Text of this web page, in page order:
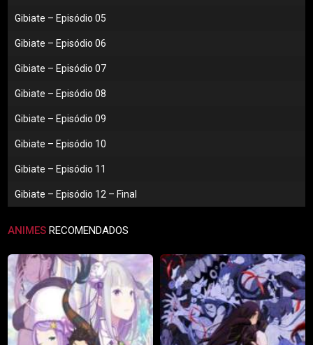
Gibiate – Episódio 05
Gibiate – Episódio 06
Gibiate – Episódio 07
Gibiate – Episódio 08
Gibiate – Episódio 09
Gibiate – Episódio 10
Gibiate – Episódio 11
Gibiate – Episódio 12 – Final
ANIMES RECOMENDADOS